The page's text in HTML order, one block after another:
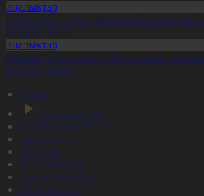
Конституция – жарқын болашақ
20:11
Үгіт-насихат жұмыстары
20:01
Басты
Тікелей эфир
Бағдарлама кестесі
Жаңалықтар
Жобалар
Телехикаялар
Мультсериалдар
Видеоархив